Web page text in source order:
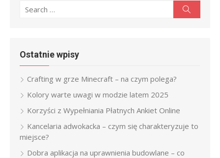
Search
Ostatnie wpisy
Crafting w grze Minecraft – na czym polega?
Kolory warte uwagi w modzie latem 2025
Korzyści z Wypełniania Płatnych Ankiet Online
Kancelaria adwokacka – czym się charakteryzuje to
miejsce?
Dobra aplikacja na uprawnienia budowlane – co